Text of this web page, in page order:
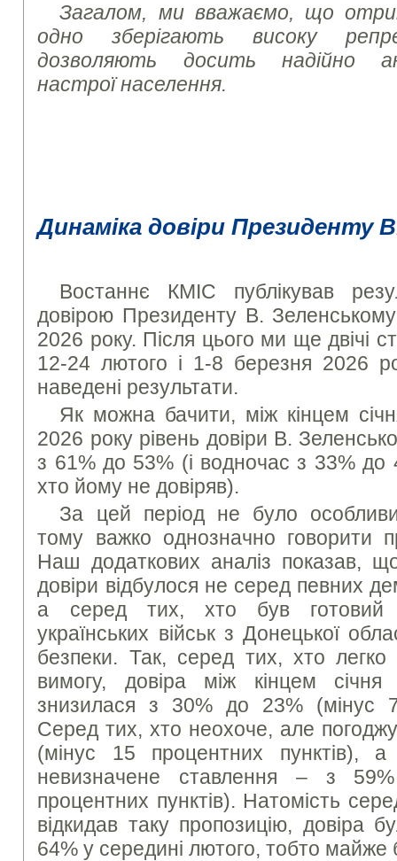
Загалом, ми вважаємо, що
одно зберігають високу
дозволяють досить надійно
настрої населення.
Динаміка довіри Президенту
Востаннє КМІС публікував
довірою Президенту В.
2026 року. Після цього ми ще двічі
12-24 лютого і 1-8 березня 2026
наведені результати.
Як можна бачити, між кінцем
2026 року рівень довіри В.
з 61% до 53% (і водночас з 33% до
хто йому не довіряв).
За цей період не було
тому важко однозначно говорити
Наш додаткових аналіз показав,
довіри відбулося не серед певних
а серед тих, хто був готовий
українських військ з Донецької
безпеки. Так, серед тих, хто легко
вимогу, довіра між кінцем
знизилася з 30% до 23% (мінус
Серед тих, хто неохоче, але
(мінус 15 процентних пунктів),
невизначене ставлення – з
процентних пунктів). Натомість
відкидав таку пропозицію, довіра
64% у середині лютого, тобто майже